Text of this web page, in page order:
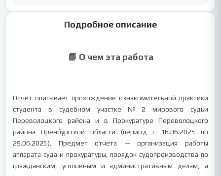
Подробное описание
📘 О чем эта работа
Отчет описывает прохождение ознакомительной практики
студента в судебном участке №2 мирового судьи
Переволоцкого района и в Прокуратуре Переволоцкого
района Оренбургской области (период с 16.06.2025 по
29.06.2025). Предмет отчета — организация работы
аппарата суда и прокуратуры, порядок судопроизводства по
гражданским, уголовным и административным делам, а